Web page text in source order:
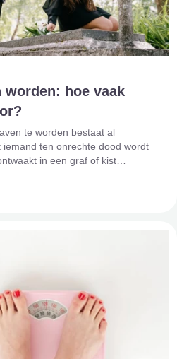
worden: hoe vaak
te worden bestaat al
ten onrechte dood wordt
in een graf of kist